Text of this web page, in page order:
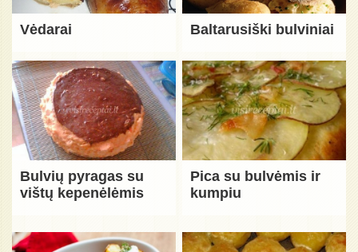
Vėdarai Baltarusiški bulviniai
Bulvių pyragas su
vištų kepenėlėmis
Pica su bulvėmis ir
kumpiu